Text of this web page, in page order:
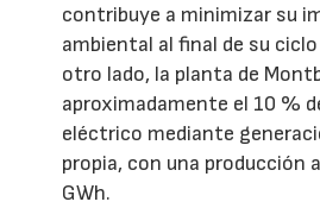
contribuye a minimizar su
ambiental al final de su
otro lado, la planta de
aproximadamente el 10 %
eléctrico mediante
propia, con una producción
GWh.